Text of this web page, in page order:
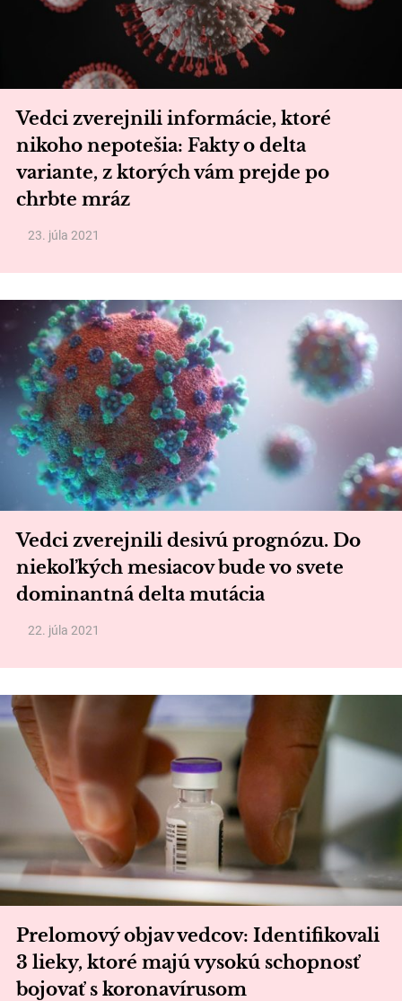
Vedci zverejnili informácie, ktoré
nikoho nepotešia: Fakty o delta
variante, z ktorých vám prejde po
chrbte mráz
23. júla 2021
Vedci zverejnili desivú prognózu. Do
niekoľkých mesiacov bude vo svete
dominantná delta mutácia
22. júla 2021
Prelomový objav vedcov: Identifikovali
3 lieky, ktoré majú vysokú schopnosť
bojovať s koronavírusom